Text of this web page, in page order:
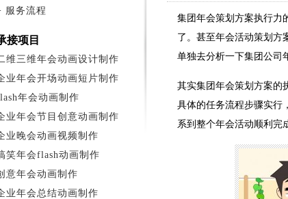
集团年会策划方案执行力
了。甚至年会活动策划方
单独去分析一下集团公司
其实集团年会策划方案的
具体的任务流程步骤实行
系到整个年会活动顺利完
服务流程
接项目
维三维年会动画设计制作
业年会开场动画短片制作
年会动画制作
业年会节目创意动画制作
业晚会动画视频制作
笑年会flash动画制作
意年会动画制作
业年会总结动画制作